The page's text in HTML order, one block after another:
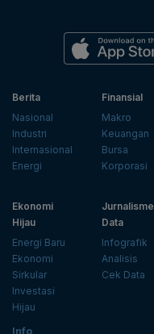
Berita
Nasional
Industri
Internasional
Energi
Finansial
Makro
Keuangan
Bursa
Korporasi
Ekonomi
Hijau
Energi Baru
Ekonomi
Sirkular
Investasi
Hijau
Jurnalisme
Data
Infografik
Analisis
Cek Data
Info